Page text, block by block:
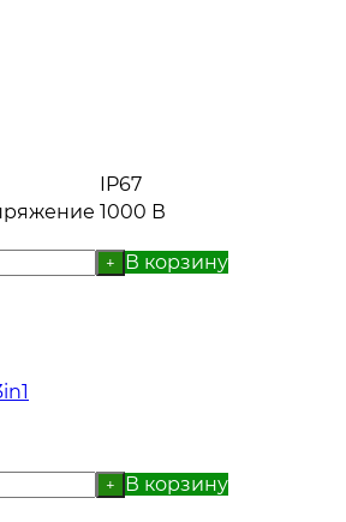
IP67
1000 В
+
В корзину
+
В корзину